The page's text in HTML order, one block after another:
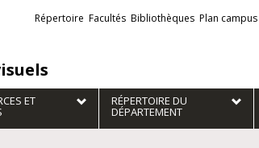
Liens
externes
Répertoire Facultés Bibliothèques Plan campus
ET RÉPERTOIRE DU
DÉPARTEMENT